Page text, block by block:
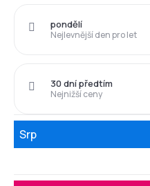
Nejlevnější den pro let
pondělí
Nejnižší ceny
30 dní předtím
Srp